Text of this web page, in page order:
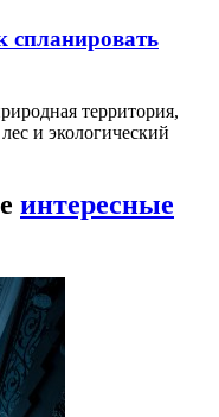
спланировать
территория,
и экологический
интересные